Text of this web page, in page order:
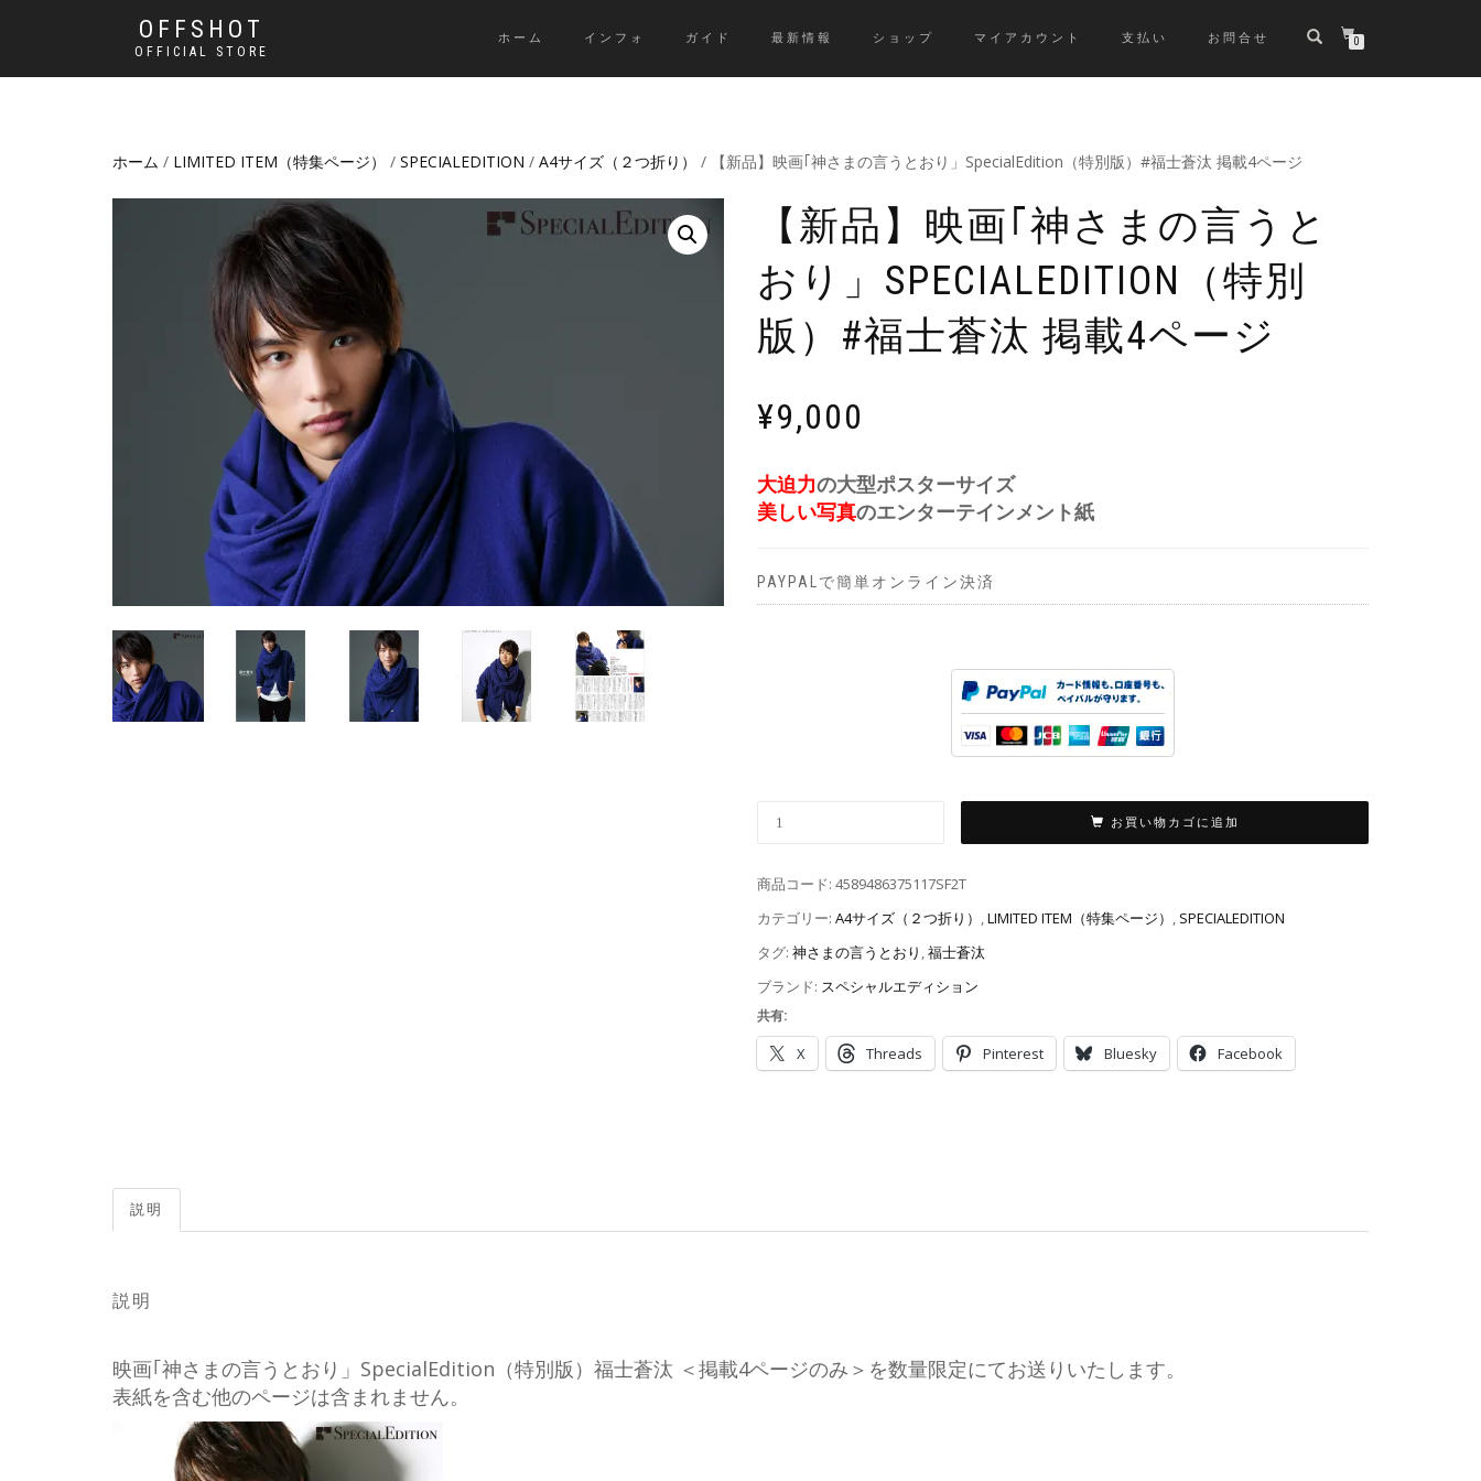
OFFSHOT
OFFICIAL STORE
ホーム インフォ ガイド 最新情報 ショップ マイアカウント 支払い お問合せ 0
ホーム / LIMITED ITEM（特集ページ） / SPECIALEDITION / A4サイズ（２つ折り） / 【新品】映画｢神さまの言うとおり」SpecialEdition（特別版）#福士蒼汰 掲載4ページ
【新品】映画｢神さまの言うと
おり」SPECIALEDITION（特別
版）#福士蒼汰 掲載4ページ
¥9,000
大迫力の大型ポスターサイズ
美しい写真のエンターテインメント紙
PAYPALで簡単オンライン決済
お買い物カゴに追加
商品コード: 4589486375117SF2T
カテゴリー: A4サイズ（２つ折り） ,LIMITED ITEM（特集ページ） , SPECIALEDITION
タグ: 神さまの言うとおり ,福士蒼汰
ブランド: スペシャルエディション
共有:
X Threads Pinterest Bluesky Facebook
説明
説明
映画｢神さまの言うとおり」SpecialEdition（特別版）福士蒼汰 ＜掲載4ページのみ＞を数量限定にてお送りいたします。
表紙を含む他のページは含まれません。